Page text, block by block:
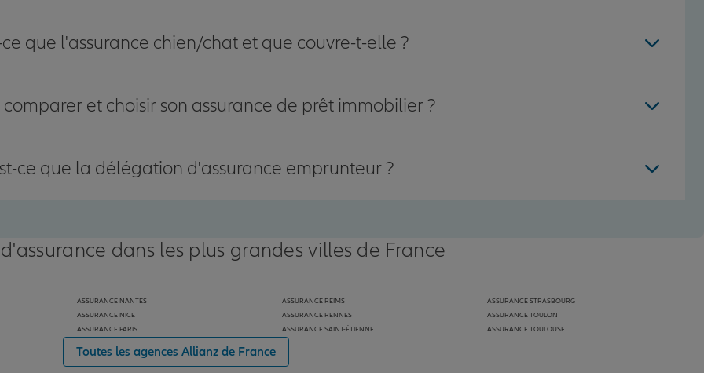
que l'assurance chien/chat et que couvre-t-elle ?
et choisir son assurance de prêt immobilier ?
ce que la délégation d'assurance emprunteur ?
dans les plus grandes villes de France
ASSURANCE NANTES
ASSURANCE NICE
ASSURANCE PARIS
ASSURANCE REIMS
ASSURANCE RENNES
ASSURANCE SAINT-ÉTIENNE
ASSURANCE STRASBOURG
ASSURANCE TOULON
ASSURANCE TOULOUSE
Toutes les agences Allianz de France